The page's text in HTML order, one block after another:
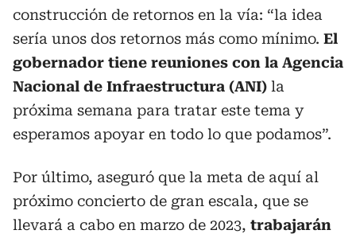
construcción de retornos en la vía: “la idea
sería unos dos retornos más como mínimo. El
gobernador tiene reuniones con la Agencia
Nacional de Infraestructura (ANI) la
próxima semana para tratar este tema y
esperamos apoyar en todo lo que podamos”.
Por último, aseguró que la meta de aquí al
próximo concierto de gran escala, que se
llevará a cabo en marzo de 2023, trabajarán